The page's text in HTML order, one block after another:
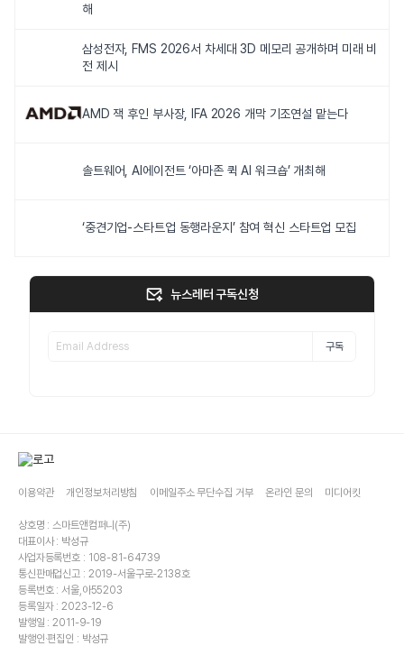
해
삼성전자, FMS 2026서 차세대 3D 메모리 공개하며 미래 비
전 제시
AMD 잭 후인 부사장, IFA 2026 개막 기조연설 맡는다
솔트웨어, AI에이전트 ‘아마존 퀵 AI 워크숍’ 개최해
‘중견기업-스타트업 동행라운지’ 참여 혁신 스타트업 모집
뉴스레터 구독신청
구독
이용약관 개인정보처리방침 이메일주소 무단수집 거부 온라인 문의 미디어킷
상호명 : 스마트앤컴퍼니(주)
대표이사 : 박성규
사업자등록번호 : 108-81-64739
통신판매업신고 : 2019-서울구로-2138호
등록번호 : 서울,아55203
등록일자 : 2023-12-6
발행일 : 2011-9-19
발행인·편집인 : 박성규